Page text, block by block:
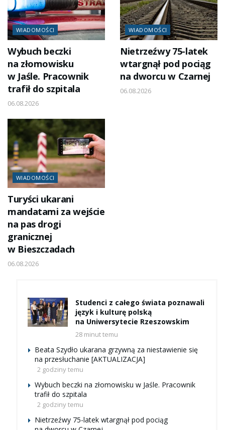
WIADOMOŚCI
Wybuch beczki
na złomowisku
w Jaśle. Pracownik
trafił do szpitala
06.08.2026
WIADOMOŚCI
Nietrzeźwy 75-latek
wtargnął pod pociąg
na dworcu w Czarnej
06.08.2026
WIADOMOŚCI
Turyści ukarani
mandatami za wejście
na pas drogi
granicznej
w Bieszczadach
06.08.2026
Studenci z całego świata poznawali
język i kulturę polską
na Uniwersytecie Rzeszowskim
28 minut temu
Beata Szydło ukarana grzywną za niestawienie się
na przesłuchanie [AKTUALIZACJA]
2 godziny temu
Wybuch beczki na złomowisku w Jaśle. Pracownik
trafił do szpitala
2 godziny temu
Nietrzeźwy 75-latek wtargnął pod pociąg